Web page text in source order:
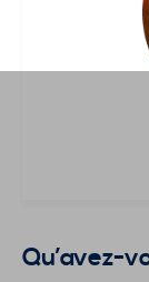
Qu’avez-